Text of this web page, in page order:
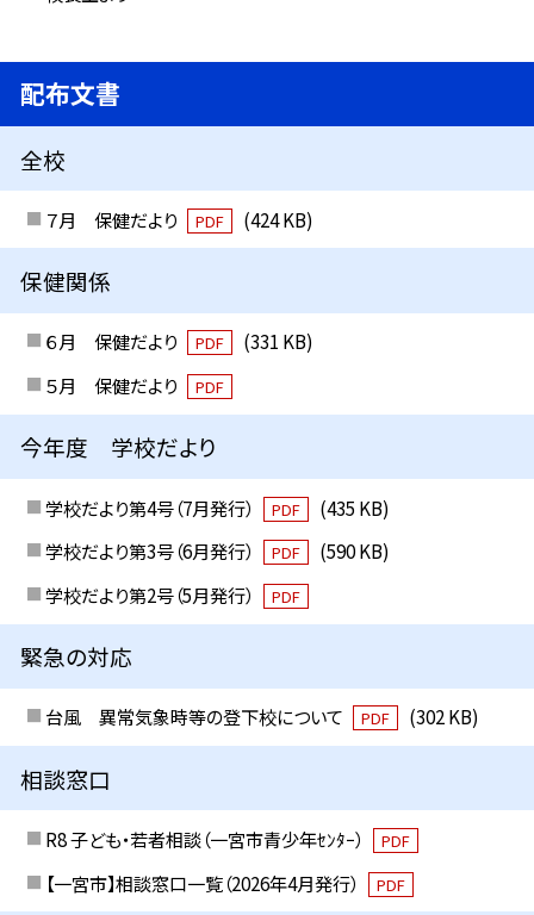
配布文書
全校
７月 保健だより PDF (424 KB)
保健関係
６月 保健だより PDF
(331 KB)
５月 保健だより
PDF
今年度 学校だより
学校だより第4号（7月発行） PDF
(435 KB)
学校だより第3号（6月発行）
PDF
(590 KB)
学校だより第2号（5月発行）
PDF
緊急の対応
台風 異常気象時等の登下校について PDF (302 KB)
相談窓口
R8 子ども・若者相談（一宮市青少年ｾﾝﾀｰ） PDF
【一宮市】相談窓口一覧（2026年4月発行） PDF